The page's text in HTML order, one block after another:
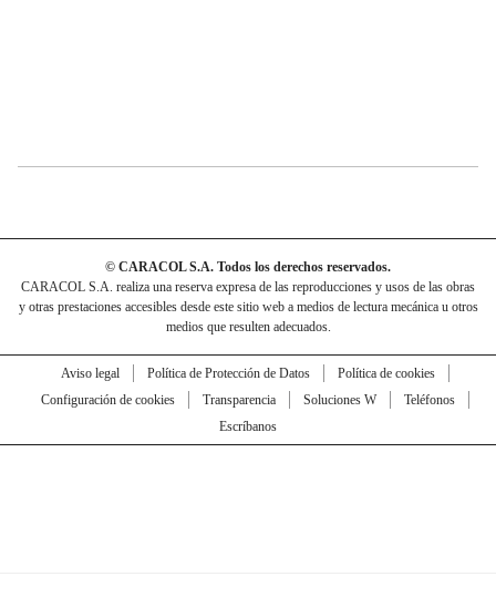
© CARACOL S.A. Todos los derechos reservados.
CARACOL S.A. realiza una reserva expresa de las reproducciones y usos de las obras
y otras prestaciones accesibles desde este sitio web a medios de lectura mecánica u otros
medios que resulten adecuados.
Aviso legal Política de Protección de Datos
Política de cookies
Configuración de cookies
Transparencia Soluciones W
Teléfonos
Escríbanos